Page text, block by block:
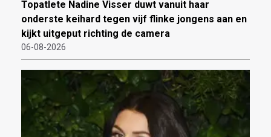
Topatlete Nadine Visser duwt vanuit haar
onderste keihard tegen vijf flinke jongens aan en
kijkt uitgeput richting de camera
06-08-2026